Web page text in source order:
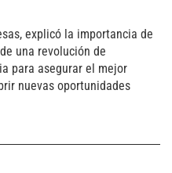
explicó la importancia de
una revolución de
para asegurar el mejor
nuevas oportunidades